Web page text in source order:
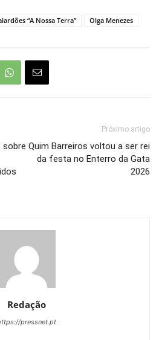
“A Nossa Terra” Olga Menezes
sobre
Próximo artigo
Quim Barreiros voltou a ser rei
da festa no Enterro da Gata
2026
Redação
pressnet.pt